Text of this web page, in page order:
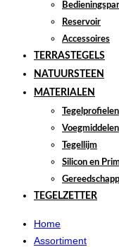
Reservoir
Accessoires
TERRASTEGELS
NATUURSTEEN
MATERIALEN
Tegelprofielen
Voegmiddelen
Tegellijm
Silicon en
TEGELZETTER
Home
Assortiment